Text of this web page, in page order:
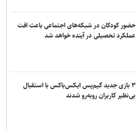
حضور کودکان در شبکه‌های اجتماعی باعث افت
عملکرد تحصیلی در آینده خواهد شد
۳ بازی جدید گیم‌پس ایکس‌باکس با استقبال
بی‌نظیر کاربران روبه‌رو شدند